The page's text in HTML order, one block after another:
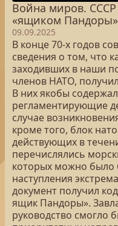
Война миров.
«ящиком Пандоры»
09.09.2025
В конце 70-х годов
сведения о том, что
заходивших в наши
членов НАТО,
В них якобы
регламентирующие
случае
кроме того, блок
действующих в
перечислялись
которых можно было
наступления
документ получил
ящик Пандоры».
руководство смогло